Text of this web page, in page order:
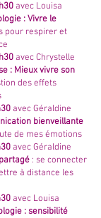
avec Louisa
: Vivre le
pour respirer et
avec Chrystelle
: Mieux vivre son
des effets
avec Géraldine
bienveillante
de mes émotions
avec Géraldine
: se connecter
à distance les
avec Louisa
: sensibilité